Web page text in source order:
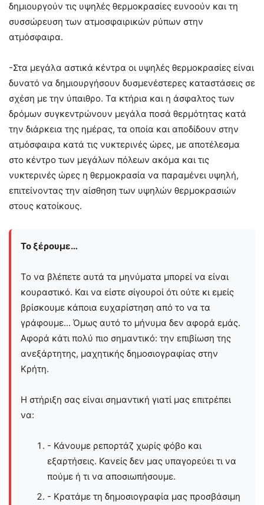
δημιουργούν τις υψηλές θερμοκρασίες ευνοούν και τη
συσσώρευση των ατμοσφαιρικών ρύπων στην
ατμόσφαιρα.
-Στα μεγάλα αστικά κέντρα οι υψηλές θερμοκρασίες είναι
δυνατό να δημιουργήσουν δυσμενέστερες καταστάσεις σε
σχέση με την ύπαιθρο. Τα κτήρια και η άσφαλτος των
δρόμων συγκεντρώνουν μεγάλα ποσά θερμότητας κατά
την διάρκεια της ημέρας, τα οποία και αποδίδουν στην
ατμόσφαιρα κατά τις νυκτερινές ώρες, με αποτέλεσμα
στο κέντρο των μεγάλων πόλεων ακόμα και τις
νυκτερινές ώρες η θερμοκρασία να παραμένει υψηλή,
επιτείνοντας την αίσθηση των υψηλών θερμοκρασιών
στους κατοίκους.
Το ξέρουμε…
Το να βλέπετε αυτά τα μηνύματα μπορεί να είναι
κουραστικό. Και να είστε σίγουροί ότι ούτε κι εμείς
βρίσκουμε κάποια ευχαρίστηση από το να τα
γράφουμε... Όμως αυτό το μήνυμα δεν αφορά εμάς.
Αφορά κάτι πολύ πιο σημαντικό: την επιβίωση της
ανεξάρτητης, μαχητικής δημοσιογραφίας στην
Kρήτη.
Η στήριξη σας είναι σημαντική γιατί μας επιτρέπει
να:
- Κάνουμε ρεπορτάζ χωρίς φόβο και
εξαρτήσεις. Κανείς δεν μας υπαγορεύει τι να
πούμε ή τι να αποσιωπήσουμε.
- Κρατάμε τη δημοσιογραφία μας προσβάσιμη